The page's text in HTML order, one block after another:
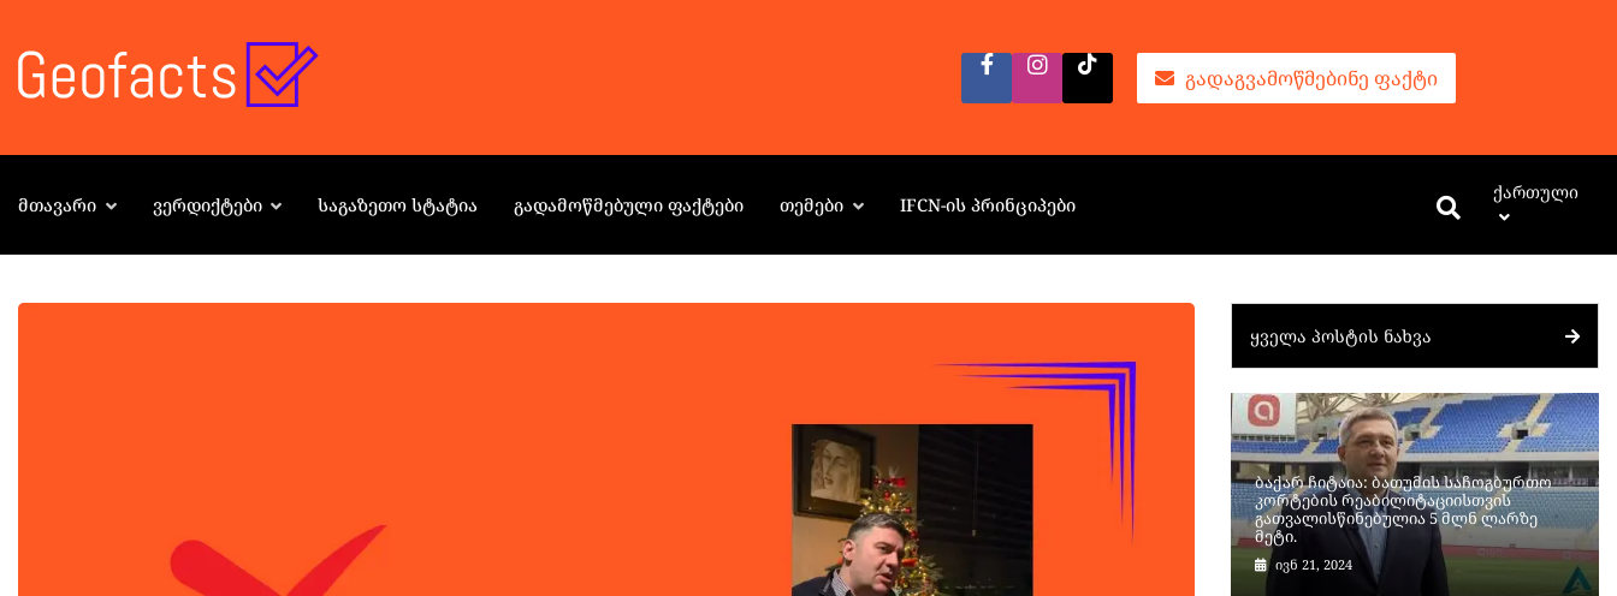
ᲒᲐᲓᲐᲒᲕᲐᲛᲝᲬᲛᲔᲑᲘᲜᲔ ᲤᲐᲥᲢᲘ
ᲛᲗᲐᲕᲐᲠᲘ ᲕᲔᲠᲓᲘᲥᲢᲔᲑᲘ ᲡᲐᲒᲐᲖᲔᲗᲝ ᲡᲢᲐᲢᲘᲐ ᲒᲐᲓᲐᲛᲝᲬᲛᲔᲑᲣᲚᲘ ᲤᲐᲥᲢᲔᲑᲘ ᲗᲔᲛᲔᲑᲘ IFCN-ᲘᲡ ᲞᲠᲘᲜᲪᲘᲞᲔᲑᲘ
Ქართული
ᲧᲕᲔᲚᲐ ᲞᲝᲡᲢᲘᲡ ᲜᲐᲮᲕᲐ
ბაქარ ჩიტაია: ბათუმის საჩოგბურთო
კორტების რეაბილიტაციისთვის
გათვალისწინებულია 5 მლნ ლარზე
მეტი.
ივნ 21, 2024